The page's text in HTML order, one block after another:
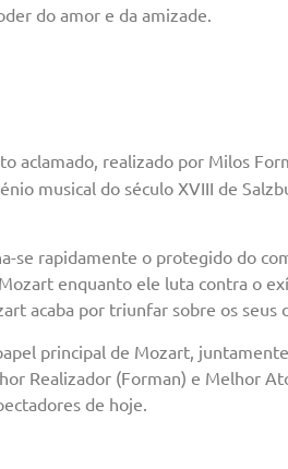
do amor e da amizade.
aclamado, realizado por Milos
musical do século XVIII de
se rapidamente o protegido do
enquanto ele luta contra o
acaba por triunfar sobre os
principal de Mozart,
Realizador (Forman) e Melhor
de hoje.